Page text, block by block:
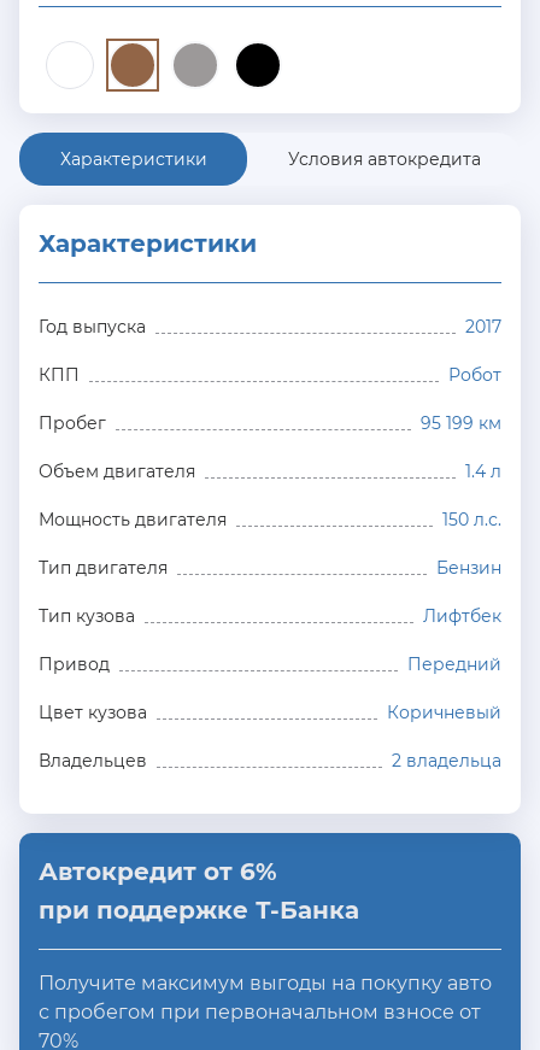
Характеристики Условия автокредита
Характеристики
Год выпуска 2017
КПП Робот
Пробег 95 199 км
Объем двигателя 1.4 л
Мощность двигателя 150 л.с.
Тип двигателя Бензин
Тип кузова Лифтбек
Привод Передний
Цвет кузова Коричневый
Владельцев 2 владельца
Автокредит от 6%
при поддержке Т-Банка
Получите максимум выгоды на покупку авто
с пробегом при первоначальном взносе от
70%